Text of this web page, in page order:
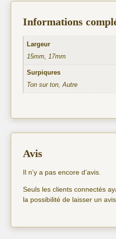
Informations
Largeur
15mm, 17mm
Surpiqures
Ton sur ton, Autre
Avis
Il n’y a pas encore d’avis.
Seuls les clients connectés
la possibilité de laisser un